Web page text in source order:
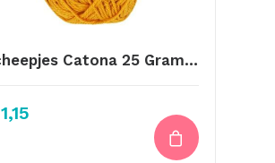
Scheepjes Catona 25 Gram Kleur 249
1,15